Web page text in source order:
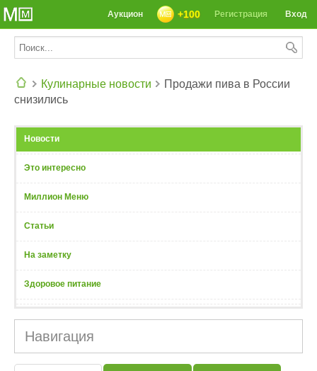
Вход
Регистрация
+100
Аукцион
Кулинарные новости
Продажи пива в России
снизились
Новости
Это интересно
Миллион Меню
Статьи
На заметку
Здоровое питание
Навигация